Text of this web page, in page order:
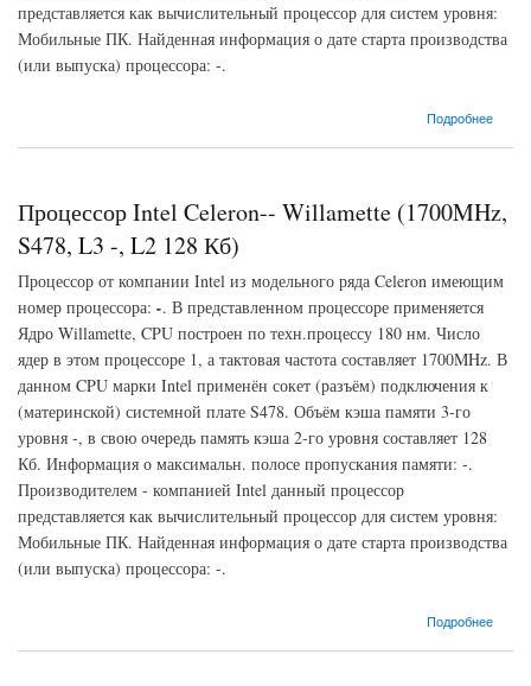
представляется как вычислительный процессор для систем уровня:
Мобильные ПК. Найденная информация о дате старта производства
(или выпуска) процессора: -.
Подробнее
о Процессор Intel Celeron-- Willamette (1800MHz, S478, L3 -, L2 128 Кб)
Процессор Intel Celeron-- Willamette (1700MHz,
S478, L3 -, L2 128 Кб)
Процессор от компании Intel из модельного ряда Celeron имеющим
номер процессора: -. В представленном процессоре применяется
Ядро Willamette, CPU построен по техн.процессу 180 нм. Число
ядер в этом процессоре 1, а тактовая частота составляет 1700MHz. В
данном CPU марки Intel применён сокет (разъём) подключения к
(материнской) системной плате S478. Объём кэша памяти 3-го
уровня -, в свою очередь память кэша 2-го уровня составляет 128
Кб. Информация о максимальн. полосе пропускания памяти: -.
Производителем - компанией Intel данный процессор
представляется как вычислительный процессор для систем уровня:
Мобильные ПК. Найденная информация о дате старта производства
(или выпуска) процессора: -.
Подробнее
о Процессор Intel Celeron-- Willamette (1700MHz, S478, L3 -, L2 128 Кб)